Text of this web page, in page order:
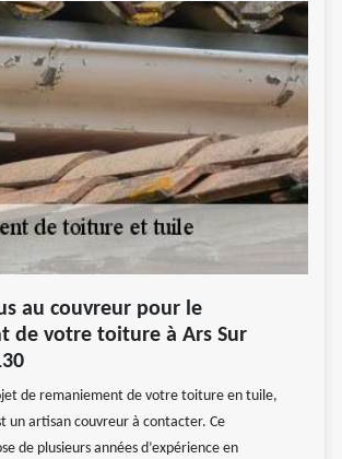
au couvreur pour le
de votre toiture à Ars Sur
de remaniement de votre toiture en tuile,
un artisan couvreur à contacter. Ce
de plusieurs années d’expérience en